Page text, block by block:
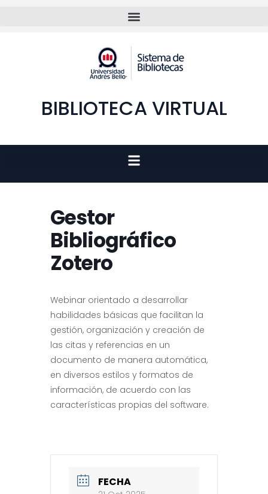
BIBLIOTECA VIRTUAL
Gestor
Bibliográfico
Zotero
Webinar orientado a desarrollar
habilidades básicas que facilitan la
gestión, organización y creación de
las citas y referencias en un
documento de manera automática,
en diversos estilos y formatos de
información, de acuerdo con las
características propias del software.
FECHA